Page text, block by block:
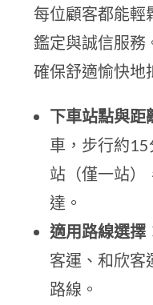
每位顧客都能輕
鑑定與誠信服務
確保舒適愉快地
下車站點與距
車，步行約
站（僅一站）
達。
適用路線選擇
客運、和欣客
路線。